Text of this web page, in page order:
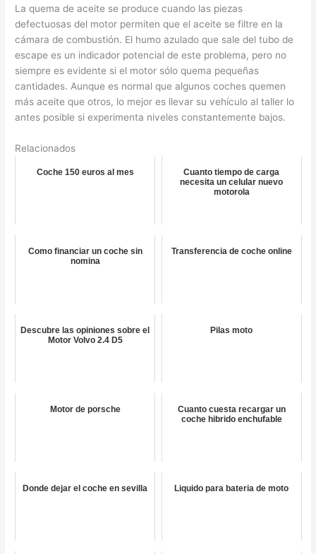
La quema de aceite se produce cuando las piezas
defectuosas del motor permiten que el aceite se filtre en la
cámara de combustión. El humo azulado que sale del tubo de
escape es un indicador potencial de este problema, pero no
siempre es evidente si el motor sólo quema pequeñas
cantidades. Aunque es normal que algunos coches quemen
más aceite que otros, lo mejor es llevar su vehículo al taller lo
antes posible si experimenta niveles constantemente bajos.
Relacionados
Coche 150 euros al mes
Cuanto tiempo de carga
necesita un celular nuevo
motorola
Como financiar un coche sin
nomina
Transferencia de coche online
Descubre las opiniones sobre el
Motor Volvo 2.4 D5
Pilas moto
Motor de porsche
Cuanto cuesta recargar un
coche hibrido enchufable
Donde dejar el coche en sevilla Liquido para bateria de moto